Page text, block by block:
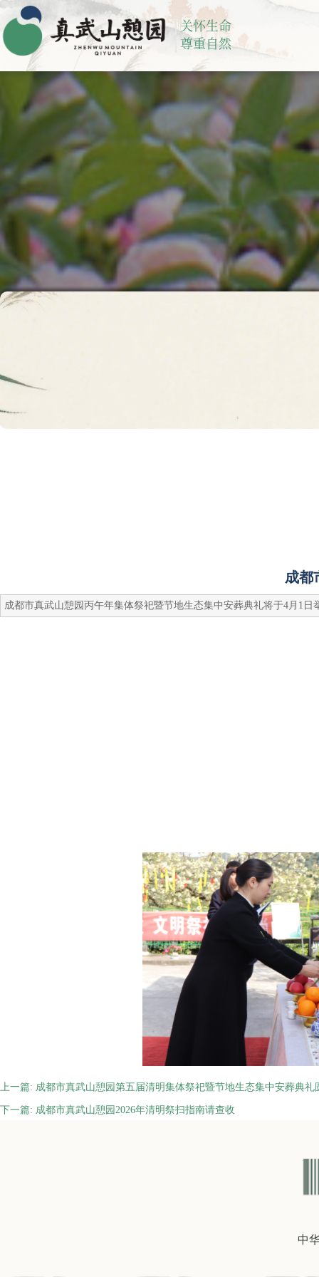
成都
成都市真武山憩园丙午年集体祭祀暨节地生态集中安葬典礼将于4月1日
上一篇: 成都市真武山憩园第五届清明集体祭祀暨节地生态集中安葬典礼
下一篇: 成都市真武山憩园2026年清明祭扫指南请查收
关怀生命
尊重自然
中